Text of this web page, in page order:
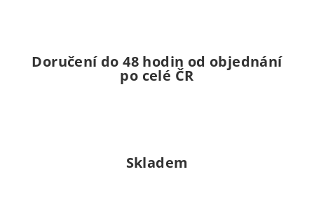
Doručení do 48 hodin od objednání
po celé ČR
Skladem